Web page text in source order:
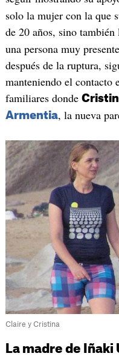
solo la mujer con la que
de 20 años, sino también
una persona muy
después de la ruptura,
manteniendo el contacto
familiares donde
Armentia, la nueva
Claire y Cristina
La madre de Iñaki